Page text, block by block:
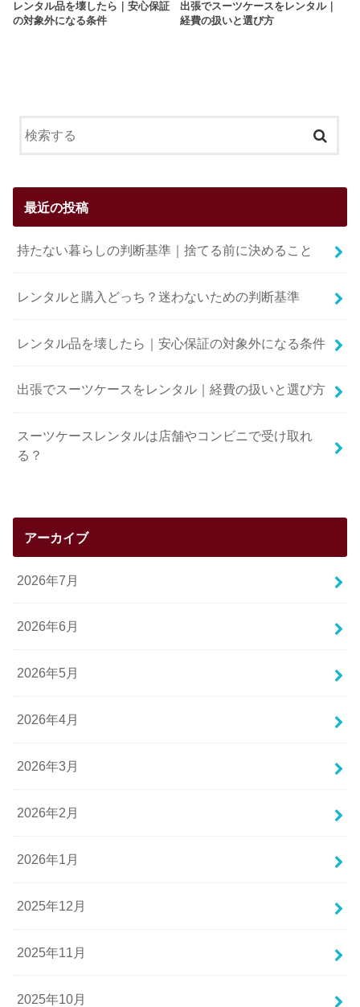
レンタル品を壊したら｜安心保証
の対象外になる条件
出張でスーツケースをレンタル｜
経費の扱いと選び方
最近の投稿
持たない暮らしの判断基準｜捨てる前に決めること
レンタルと購入どっち？迷わないための判断基準
レンタル品を壊したら｜安心保証の対象外になる条件
出張でスーツケースをレンタル｜経費の扱いと選び方
スーツケースレンタルは店舗やコンビニで受け取れ
る？
アーカイブ
2026年7月
2026年6月
2026年5月
2026年4月
2026年3月
2026年2月
2026年1月
2025年12月
2025年11月
2025年10月